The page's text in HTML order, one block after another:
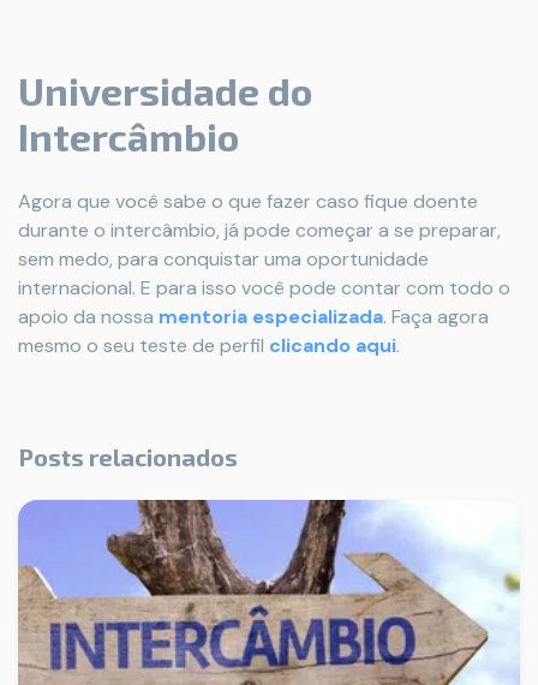
Universidade do
Intercâmbio
Agora que você sabe o que fazer caso fique doente
durante o intercâmbio, já pode começar a se preparar,
sem medo, para conquistar uma oportunidade
internacional. E para isso você pode contar com todo o
apoio da nossa mentoria especializada. Faça agora
mesmo o seu teste de perfil clicando aqui.
Posts relacionados